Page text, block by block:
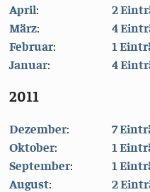
April:
2
März:
4
Februar:
1
Januar: 4
2011
Dezember:
7
Oktober:
1
September:
1
August:
2